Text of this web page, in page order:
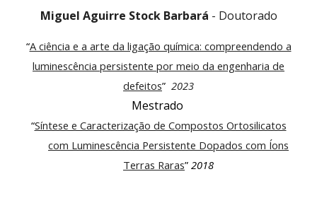
Miguel Aguirre Stock Barbará - Doutorado
“A ciência e a arte da ligação química: compreendendo a
luminescência persistente por meio da engenharia de
defeitos” 2023
Mestrado
“Síntese e Caracterização de Compostos Ortosilicatos
com Luminescência Persistente Dopados com Íons
Terras Raras” 2018